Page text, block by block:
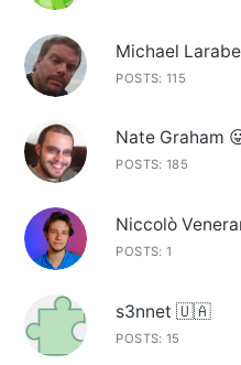
Michael
POSTS: 115
Nate Graham
POSTS: 185
Niccolò
POSTS: 1
s3nnet 🇺🇦
POSTS: 15